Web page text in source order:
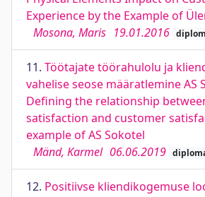
Experience by the Example of
Mosona, Maris 19.01.2016
11. Töötajate töörahulolu ja
vahelise seose määratlemine AS
Defining the relationship
satisfaction and customer
example of AS Sokotel
Mänd, Karmel 06.06.2019
12. Positiivse kliendikogemuse